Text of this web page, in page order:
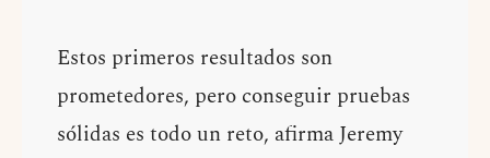
Estos primeros resultados son
prometedores, pero conseguir pruebas
sólidas es todo un reto, afirma Jeremy